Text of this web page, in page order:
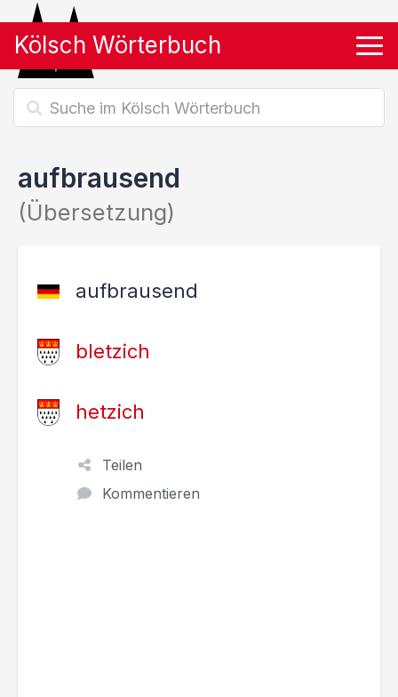
Kölsch Wörterbuch
aufbrausend
(Übersetzung)
aufbrausend
bletzich
hetzich
Teilen
Kommentieren